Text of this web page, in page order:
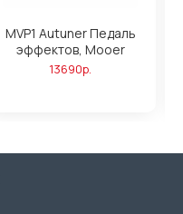
MVP1 Autuner Педаль
эффектов, Mooer
13690р.